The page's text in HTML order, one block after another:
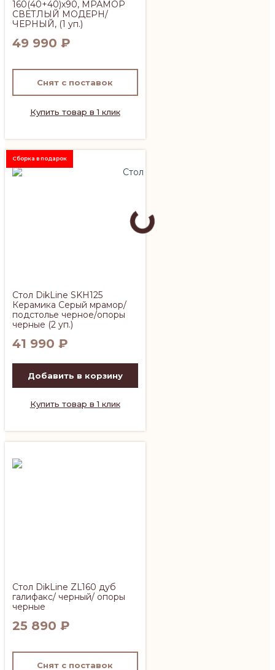
160(40+40)x90, МРАМОР
СВЕТЛЫЙ МОДЕРН/
ЧЕРНЫЙ, (1 уп.)
49 990 ₽
Снят с поставок
Купить товар в 1 клик
Сборка в подарок
Стол DikLine SKH125
Керамика Серый мрамор/
подстолье черное/опоры
черные (2 уп.)
41 990 ₽
Добавить в корзину
Купить товар в 1 клик
Стол DikLine ZL160 дуб
галифакс/ черный/ опоры
черные
25 890 ₽
Снят с поставок